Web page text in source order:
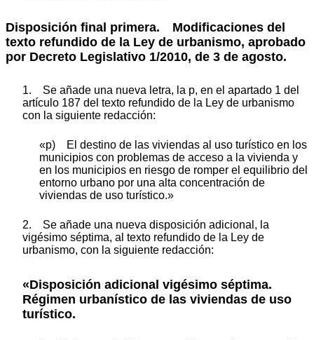
Disposición final primera. Modificaciones del
texto refundido de la Ley de urbanismo, aprobado
por Decreto Legislativo 1/2010, de 3 de agosto.
1. Se añade una nueva letra, la p, en el apartado 1 del
artículo 187 del texto refundido de la Ley de urbanismo
con la siguiente redacción:
«p) El destino de las viviendas al uso turístico en los
municipios con problemas de acceso a la vivienda y
en los municipios en riesgo de romper el equilibrio del
entorno urbano por una alta concentración de
viviendas de uso turístico.»
2. Se añade una nueva disposición adicional, la
vigésimo séptima, al texto refundido de la Ley de
urbanismo, con la siguiente redacción:
«Disposición adicional vigésimo séptima.
Régimen urbanístico de las viviendas de uso
turístico.